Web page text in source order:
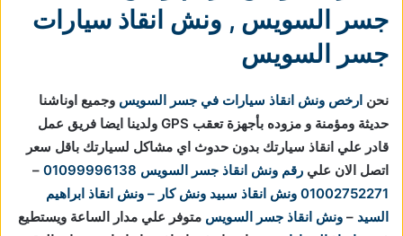
جسر السويس , ونش انقاذ سيارات
جسر السويس
نحن ارخص ونش انقاذ سيارات في جسر السويس وجميع اوناشنا
حديثة ومؤمنة و مزوده بأجهزة تعقب GPS ولدينا ايضا فريق عمل
قادر علي انقاذ سيارتك بدون حدوث اي مشاكل لسيارتك باقل سعر
اتصل الان علي رقم ونش انقاذ جسر السويس 01099996138
–
01002752271 ونش انقاذ سبيد ونش كار – ونش انقاذ ابراهيم
السيد – ونش انقاذ جسر السويس متوفر علي مدار الساعة ويستطيع